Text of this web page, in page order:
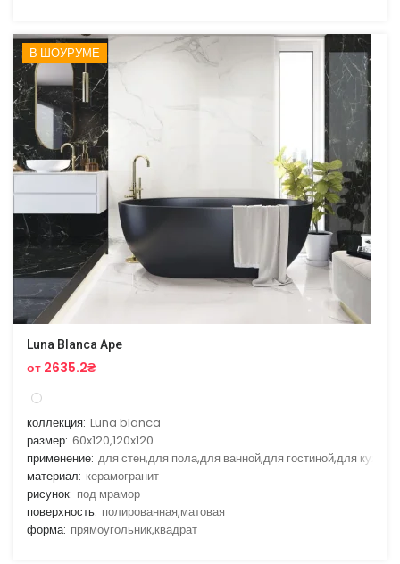
В ШОУРУМЕ
Luna Blanca Ape
от 2635.2₴
коллекция: Luna blanca
размер: 60x120,120x120
применение: для стен,для пола,для ванной,для гостиной,для кухни
материал: керамогранит
рисунок: под мрамор
поверхность: полированная,матовая
форма: прямоугольник,квадрат